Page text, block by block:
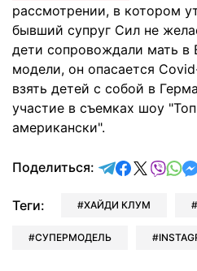
рассмотрении, в котором
бывший супруг Сил не
дети сопровождали мать в
модели, он опасается
взять детей с собой в
участие в съемках шоу
американски".
Поделиться: отправить в
Теги: ХАЙДИ КЛУМ
СУПЕРМОДЕЛЬ